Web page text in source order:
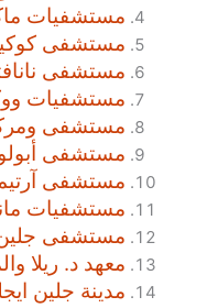
مستشفيات
مستشفى
مستشفى
مستشفيات
مستشفى
مستشفى أبولو
مستشفى
مستشفيات
مستشفى جلين
معهد د. ريلا
مدينة جلين